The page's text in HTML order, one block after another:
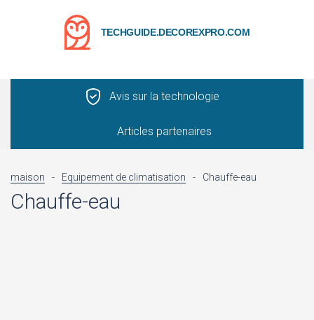
TECHGUIDE.DECOREXPRO.COM
Avis sur la technologie
Articles partenaires
maison - Equipement de climatisation - Chauffe-eau
Chauffe-eau